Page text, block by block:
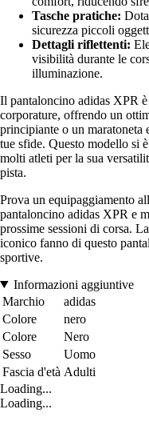
Tasche pratiche:
sicurezza piccoli
Dettagli riflettenti:
visibilità durante le
illuminazione.
Il pantaloncino adidas XPR
corporature, offrendo un
principiante o un maratoneta
tue sfide. Questo modello si
molti atleti per la sua
pista.
Prova un equipaggiamento
pantaloncino adidas XPR e
prossime sessioni di corsa.
iconico fanno di questo
sportive.
Informazioni aggiuntive
Marchio
adidas
Colore
nero
Colore
Nero
Sesso
Uomo
Fascia d'età Adulti
Loading...
Loading...